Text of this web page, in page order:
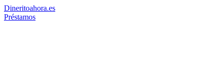
Dineritoahora.es
Préstamos